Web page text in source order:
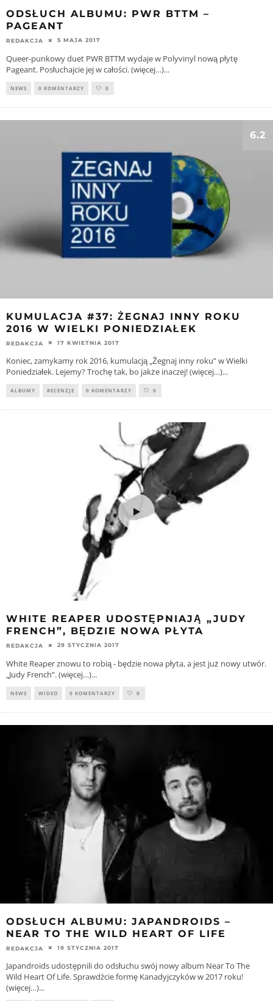
ODSŁUCH ALBUMU: PWR BTTM –
PAGEANT
REDAKCJA 5 MAJA 2017
Queer-punkowy duet PWR BTTM wydaje w Polyvinyl nową płytę
Pageant. Posłuchajcie jej w całości. (więcej…)...
NEWS 0 KOMENTARZY 0
6.2
KUMULACJA #37: ŻEGNAJ INNY ROKU
2016 W WIELKI PONIEDZIAŁEK
REDAKCJA 17 KWIETNIA 2017
Koniec, zamykamy rok 2016, kumulacją „Żegnaj inny roku” w Wielki
Poniedziałek. Lejemy? Trochę tak, bo jakże inaczej! (więcej…)...
ALBUMY RECENZJE 0 KOMENTARZY 0
WHITE REAPER UDOSTĘPNIAJĄ „JUDY
FRENCH”, BĘDZIE NOWA PŁYTA
REDAKCJA 29 STYCZNIA 2017
White Reaper znowu to robią - będzie nowa płyta, a jest już nowy utwór.
„Judy French”. (więcej…)...
NEWS WIDEO 0 KOMENTARZY 0
ODSŁUCH ALBUMU: JAPANDROIDS –
NEAR TO THE WILD HEART OF LIFE
REDAKCJA 19 STYCZNIA 2017
Japandroids udostępnili do odsłuchu swój nowy album Near To The
Wild Heart Of Life. Sprawdźcie formę Kanadyjczyków w 2017 roku!
(więcej…)...